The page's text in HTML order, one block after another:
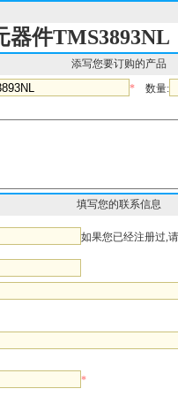
器件TMS3893NL
添写您要订购的产品
* 数量:
填写您的联系信息
如果您已经注册过,
*